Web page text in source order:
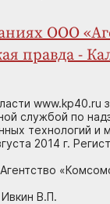
ООО
правда -
www.kp40.ru
службой по
технологий и
2014 г.
В.П.